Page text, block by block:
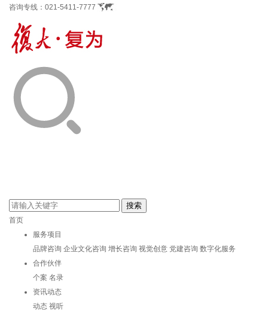
咨询专线： 021-5411-7777
首页
服务项目
品牌咨询 企业文化咨询 增长咨询 视觉创意 党建咨询 数字化服务
合作伙伴
个案 名录
资讯动态
动态 视听